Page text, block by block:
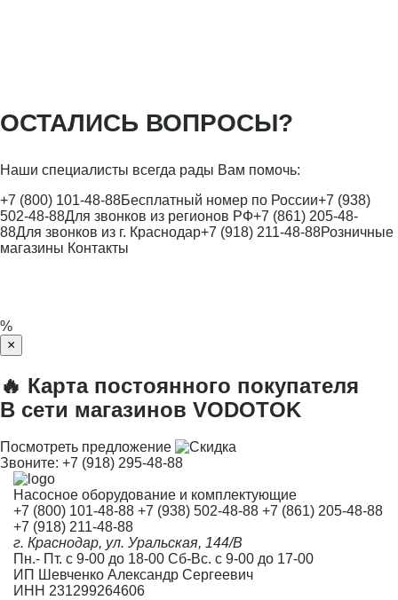
ОСТАЛИСЬ ВОПРОСЫ?
Наши специалисты всегда рады Вам помочь:
+7 (800) 101-48-88Бесплатный номер по России+7 (938)
502-48-88Для звонков из регионов РФ+7 (861) 205-48-
88Для звонков из г. Краснодар+7 (918) 211-48-88Розничные
магазины Контакты
%
×
🔥 Карта постоянного покупателя
В сети магазинов VODOTOK
Посмотреть предложение
Звоните: +7 (918) 295-48-88
Насосное оборудование и комплектующие
+7 (800) 101-48-88 +7 (938) 502-48-88 +7 (861) 205-48-88
+7 (918) 211-48-88
г. Краснодар, ул. Уральская, 144/В
Пн.- Пт. с 9-00 до 18-00 Сб-Вс. с 9-00 до 17-00
ИП Шевченко Александр Сергеевич
ИНН 231299264606